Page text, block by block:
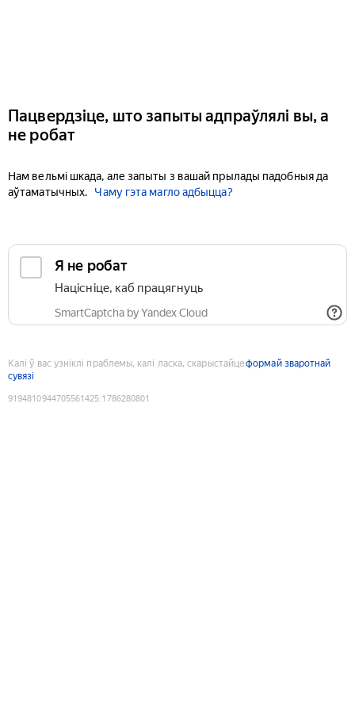
Пацвердзіце, што запыты адпраўлялі вы, а
не робат
Нам вельмі шкада, але запыты з вашай прылады падобныя да
аўтаматычных.
Чаму гэта магло адбыцца?
Я не робат
Націсніце, каб працягнуць
SmartCaptcha by Yandex Cloud
Калі ў вас узніклі праблемы, калі ласка, скарыстайцеформай зваротнай
сувязі
9194810944705561425:1786280801